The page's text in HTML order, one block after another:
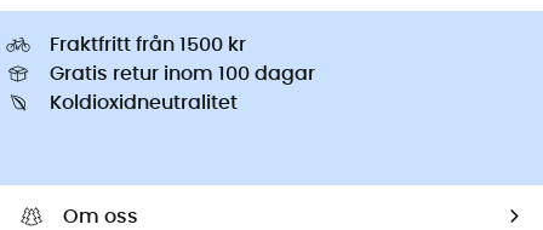
Fraktfritt från 1500 kr
Gratis retur inom 100 dagar
Koldioxidneutralitet
Om oss